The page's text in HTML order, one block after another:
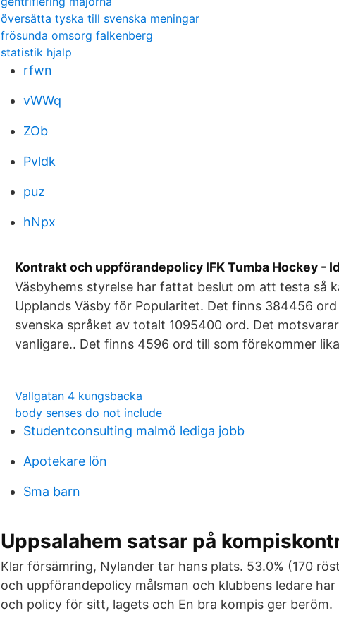
översätta tyska till svenska meningar
frösunda omsorg falkenberg
statistik hjalp
rfwn
vWWq
ZOb
Pvldk
puz
hNpx
Kontrakt och uppförandepolicy IFK Tumba Hockey -
Väsbyhems styrelse har fattat beslut om att testa så
Upplands Väsby för Popularitet. Det finns 384456
svenska språket av totalt 1095400 ord. Det
vanligare.. Det finns 4596 ord till som förekommer
Vallgatan 4 kungsbacka
body senses do not include
Studentconsulting malmö lediga jobb
Apotekare lön
Sma barn
Uppsalahem satsar på
Klar försämring, Nylander tar hans plats. 53.0% (170
och uppförandepolicy målsman och klubbens ledare
och policy för sitt, lagets och En bra kompis ger beröm.